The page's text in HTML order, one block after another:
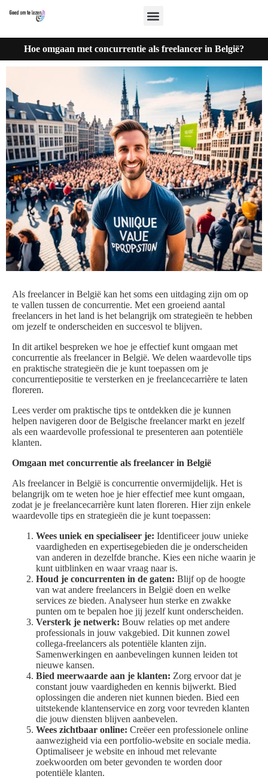
Hoe omgaan met concurrentie als freelancer in België?
Als freelancer in België kan het soms een uitdaging zijn om op
te vallen tussen de concurrentie. Met een groeiend aantal
freelancers in het land is het belangrijk om strategieën te hebben
om jezelf te onderscheiden en succesvol te blijven.
In dit artikel bespreken we hoe je effectief kunt omgaan met
concurrentie als freelancer in België. We delen waardevolle tips
en praktische strategieën die je kunt toepassen om je
concurrentiepositie te versterken en je freelancecarrière te laten
floreren.
Lees verder om praktische tips te ontdekken die je kunnen
helpen navigeren door de Belgische freelancer markt en jezelf
als een waardevolle professional te presenteren aan potentiële
klanten.
Omgaan met concurrentie als freelancer in België
Als freelancer in België is concurrentie onvermijdelijk. Het is
belangrijk om te weten hoe je hier effectief mee kunt omgaan,
zodat je je freelancecarrière kunt laten floreren. Hier zijn enkele
waardevolle tips en strategieën die je kunt toepassen:
Wees uniek en specialiseer je: Identificeer jouw unieke
vaardigheden en expertisegebieden die je onderscheiden
van anderen in dezelfde branche. Kies een niche waarin je
kunt uitblinken en waar vraag naar is.
Houd je concurrenten in de gaten: Blijf op de hoogte
van wat andere freelancers in België doen en welke
services ze bieden. Analyseer hun sterke en zwakke
punten om te bepalen hoe jij jezelf kunt onderscheiden.
Versterk je netwerk: Bouw relaties op met andere
professionals in jouw vakgebied. Dit kunnen zowel
collega-freelancers als potentiële klanten zijn.
Samenwerkingen en aanbevelingen kunnen leiden tot
nieuwe kansen.
Bied meerwaarde aan je klanten: Zorg ervoor dat je
constant jouw vaardigheden en kennis bijwerkt. Bied
oplossingen die anderen niet kunnen bieden. Bied een
uitstekende klantenservice en zorg voor tevreden klanten
die jouw diensten blijven aanbevelen.
Wees zichtbaar online: Creëer een professionele online
aanwezigheid via een portfolio-website en sociale media.
Optimaliseer je website en inhoud met relevante
zoekwoorden om beter gevonden te worden door
potentiële klanten.